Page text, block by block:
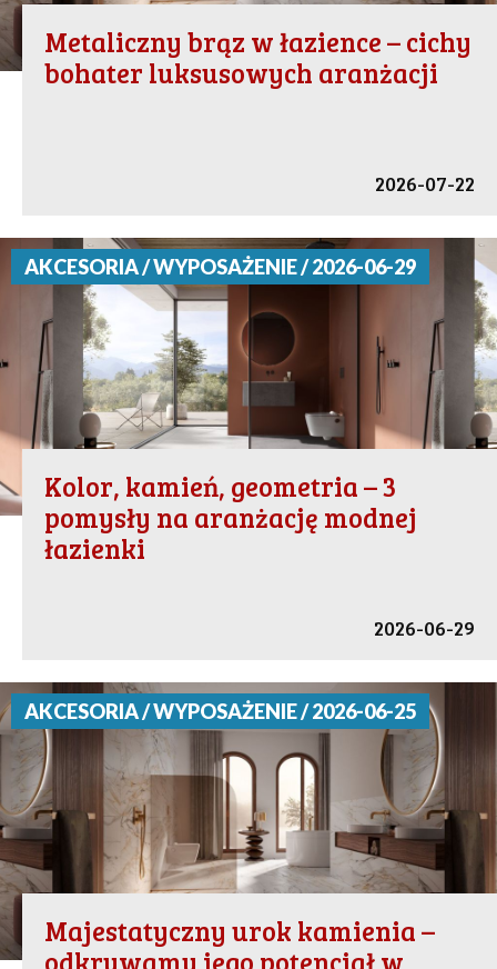
Metaliczny brąz w łazience – cichy
bohater luksusowych aranżacji
2026-07-22
AKCESORIA / WYPOSAŻENIE / 2026-06-29
Kolor, kamień, geometria – 3
pomysły na aranżację modnej
łazienki
2026-06-29
AKCESORIA / WYPOSAŻENIE / 2026-06-25
Majestatyczny urok kamienia –